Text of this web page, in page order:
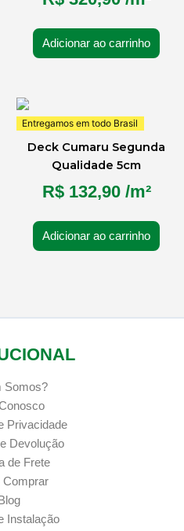
Adicionar ao carrinho
Entregamos em todo Brasil
Deck Cumaru Segunda
Qualidade 5cm
R$132,90/m²
Adicionar ao carrinho
Somos?
Privacidade
Devolução
de Frete
Comprar
Blog
Instalação